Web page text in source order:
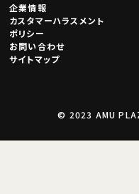
企業情報
カスタマーハラスメント
ポリシー
お問い合わせ
サイトマップ
© 2023 AMU